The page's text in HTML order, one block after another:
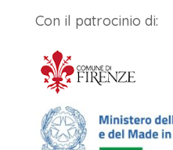
Con il patrocinio di: